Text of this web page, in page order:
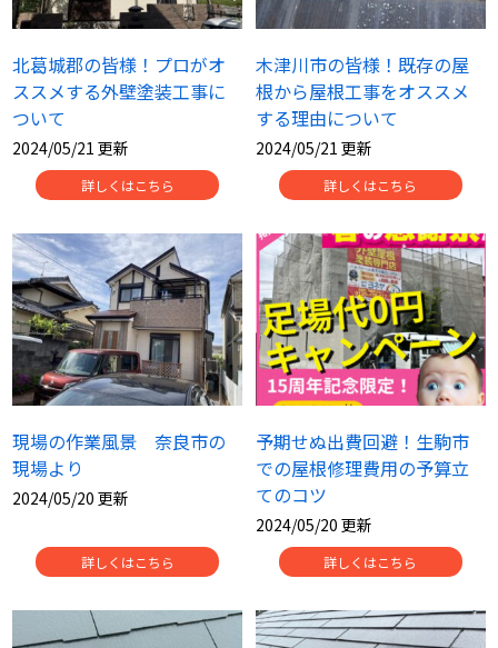
北葛城郡の皆様！プロがオ
ススメする外壁塗装工事に
ついて
2024/05/21 更新
詳しくはこちら
木津川市の皆様！既存の屋
根から屋根工事をオススメ
する理由について
2024/05/21 更新
詳しくはこちら
現場の作業風景 奈良市の
現場より
2024/05/20 更新
詳しくはこちら
予期せぬ出費回避！生駒市
での屋根修理費用の予算立
てのコツ
2024/05/20 更新
詳しくはこちら